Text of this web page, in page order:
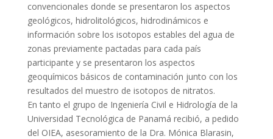
convencionales donde se presentaron los aspectos
geológicos, hidrolitológicos, hidrodinámicos e
información sobre los isotopos estables del agua de
zonas previamente pactadas para cada país
participante y se presentaron los aspectos
geoquímicos básicos de contaminación junto con los
resultados del muestro de isotopos de nitratos.
En tanto el grupo de Ingeniería Civil e Hidrología de la
Universidad Tecnológica de Panamá recibió, a pedido
del OIEA, asesoramiento de la Dra. Mónica Blarasin,